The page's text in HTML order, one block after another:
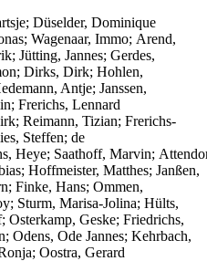
Düselder, Dominique
Wagenaar, Immo; Arend,
Jütting, Jannes; Gerdes,
Dirks, Dirk; Hohlen,
Antje; Janssen,
Frerichs, Lennard
Reimann, Tizian; Frerichs-
Steffen; de
Heye; Saathoff, Marvin;
Hoffmeister, Matthes; Janßen,
Finke, Hans; Ommen,
Sturm, Marisa-Jolina; Hülts,
Osterkamp, Geske; Friedrichs,
Odens, Ode Jannes; Kehrbach,
Oostra, Gerard